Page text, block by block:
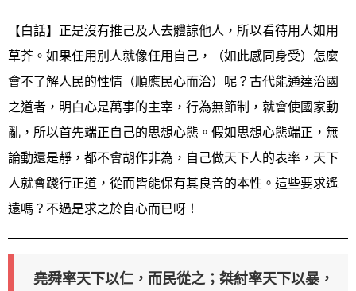
【白話】正是沒有推己及人去體諒他人，所以看待用人如用
草芥。如果任用別人就像任用自己，（如此感同身受）怎麼
會不了解人民的性情（順應民心而治）呢？古代能通達治國
之道者，明白心是萬事的主宰，行為無節制，就會使國家動
亂，所以首先端正自己的思想心態。假如思想心態端正，無
論動還是靜，都不會胡作非為，自己做天下人的表率，天下
人就會踐行正道，從而皆能保有其良善的本性。這些要求遙
遠嗎？不過是求之於自心而已呀！
堯舜率天下以仁，而民從之；桀紂率天下以暴，